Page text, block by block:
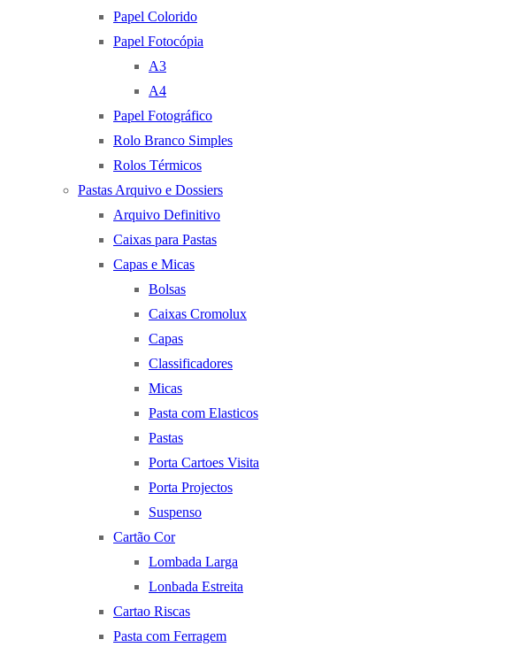
Papel Colorido
Papel Fotocópia
A3
A4
Papel Fotográfico
Rolo Branco Simples
Rolos Térmicos
Pastas Arquivo e Dossiers
Arquivo Definitivo
Caixas para Pastas
Capas e Micas
Bolsas
Caixas Cromolux
Capas
Classificadores
Micas
Pasta com Elasticos
Pastas
Porta Cartoes Visita
Porta Projectos
Suspenso
Cartão Cor
Lombada Larga
Lonbada Estreita
Cartao Riscas
Pasta com Ferragem